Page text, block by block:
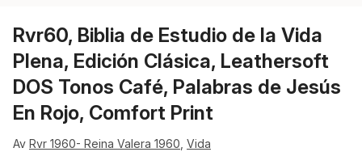
Rvr60, Biblia de Estudio de la Vida
Plena, Edición Clásica, Leathersoft
DOS Tonos Café, Palabras de Jesús
En Rojo, Comfort Print
Av Rvr 1960- Reina Valera 1960 Vida